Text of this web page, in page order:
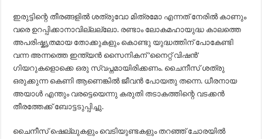
ഇരുട്ടിന്റെ തീരങ്ങളിൽ ശത്രുവോ മിത്രമോ എന്നത് നേരിൽ കാണും
വരെ ഉറപ്പിക്കാനാവില്ലല്ലോ. രണ്ടാം ലോകമഹായുദ്ധ കാലത്തെ
അപരിഷ്കൃതമായ തോക്കുകളും കൊണ്ടു യുദ്ധത്തിന് പോകേണ്ടി
വന്ന അന്നത്തെ ഇന്ത്യൻ സൈനികന് ‘നൈറ്റ് വിഷൻ’
ഗിയറുകളൊക്കെ ഒരു സ്വപ്നമായിരിക്കണം. ചൈനീസ് ശത്രു
ഒരുക്കുന്ന കെണി ആണെങ്കിൽ ജീവൻ പോയതു തന്നെ. ധീരനായ
അയാൾ എന്തും വരട്ടെയെന്നു കരുതി തടാകത്തിന്റെ വടക്കൻ
തീരത്തേക്ക് ബോട്ടടുപ്പിച്ചു.
ചൈനീസ് ഷെല്ലുകളും വെടിയുണ്ടകളും തറഞ്ഞ് ചോരയിൽ